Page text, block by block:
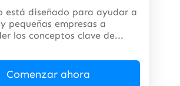
está diseñado para ayudar a
pequeñas empresas a
los conceptos clave de...
Comenzar ahora